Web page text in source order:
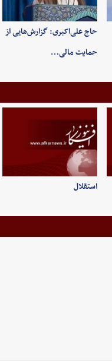
حاج علی‌اکبری: گزارش‌هایی از
حمایت مالی…
استقلال